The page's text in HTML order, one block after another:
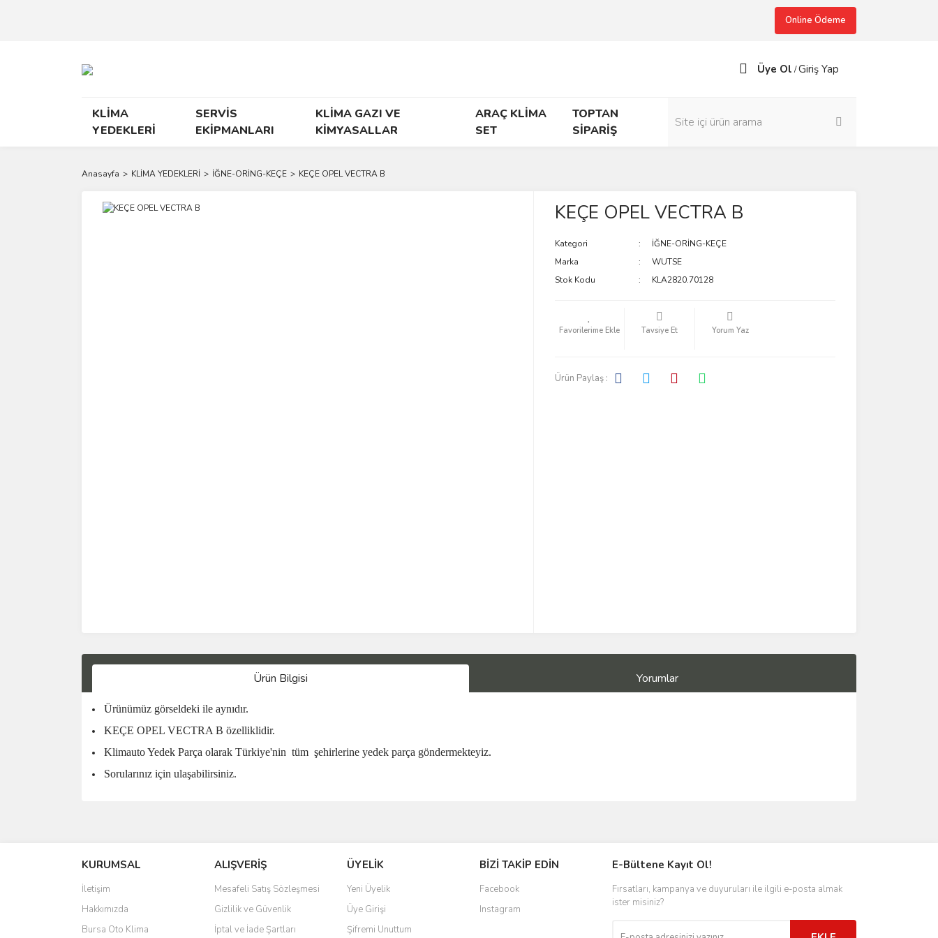
Online Ödeme
Üye Ol /Giriş Yap
KLİMA
YEDEKLERİ
SERVİS
EKİPMANLARI
KLİMA GAZI VE
KİMYASALLAR
ARAÇ KLİMA
SET
TOPTAN
SİPARİŞ
Anasayfa KLİMA YEDEKLERİ İĞNE-ORİNG-KEÇE KEÇE OPEL VECTRA B
KEÇE OPEL VECTRA B
Kategori
İĞNE-ORİNG-KEÇE
Marka
WUTSE
Stok Kodu
KLA2820.70128
Tavsiye Et Yorum Yaz
Ürün Paylaş :
Ürün Bilgisi Yorumlar
Ürünümüz görseldeki ile aynıdır.
KEÇE OPEL VECTRA B özelliklidir.
Klimauto Yedek Parça olarak Türkiye'nin tüm şehirlerine yedek parça göndermekteyiz.
Sorularınız için ulaşabilirsiniz.
Yorum Yaz
KURUMSAL
İletişim
Hakkımızda
Bursa Oto Klima
ALIŞVERİŞ
Mesafeli Satış Sözleşmesi
Gizlilik ve Güvenlik
İptal ve İade Şartları
ÜYELİK
Yeni Üyelik
Üye Girişi
Şifremi Unuttum
BİZİ TAKİP EDİN
Facebook
Instagram
E-Bültene Kayıt Ol!
Fırsatları, kampanya ve duyuruları ile ilgili e-posta almak
ister misiniz?